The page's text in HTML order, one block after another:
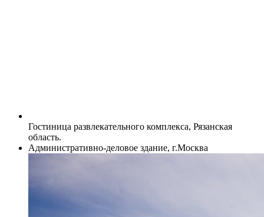
Гостиница развлекательного комплекса, Рязанская
область.
Административно-деловое здание, г.Москва